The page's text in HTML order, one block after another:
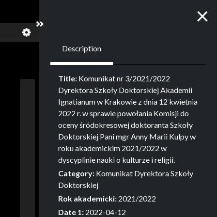
Show/Hide the side panel ×
Description
Title: Komunikat nr 3/2021/2022
Dyrektora Szkoły Doktorskiej Akademii
Ignatianum w Krakowie z dnia 12 kwietnia
2022 r. w sprawie powołania Komisji do
oceny śródokresowej doktoranta Szkoły
Doktorskiej Pani mgr Anny Marii Kulpy w
roku akademickim 2021/2022 w
dyscyplinie nauki o kulturze i religii.
Category: Komunikat Dyrektora Szkoły
Doktorskiej
Rok akademicki: 2021/2022
Date 1: 2022-04-12